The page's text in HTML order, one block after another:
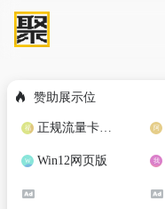
赞助展示位
正规流量卡免费加盟合作
Win12网页版